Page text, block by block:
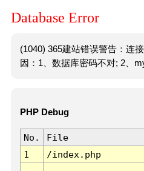
Database Error
(1040) 365建站错误警告：连
因：1、数据库密码不对; 2、
PHP Debug
No. File
1
/index.php